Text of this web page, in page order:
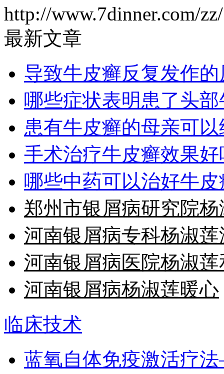
http://www.7dinner.com/
最新文章
导致牛皮癣反复发作的
哪些症状表明患了头
患有牛皮癣的母亲可
手术治疗牛皮癣效果好
哪些中药可以治好牛皮
郑州市银屑病研究院
河南银屑病专科杨淑莲
河南银屑病医院杨淑莲
河南银屑病杨淑莲暖心
临床技术
蓝氧自体免疫激活疗